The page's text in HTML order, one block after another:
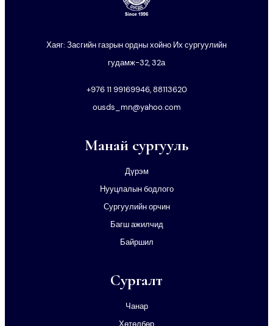
Хаяг: Засгийн газрын ордны хойно Их сургуулийн
гудамж-32, 32а
+976 11 99169946, 88113620
ousds_mn@yahoo.com
Манай сургууль
Дүрэм
Нууцлалын бодлого
Сургуулийн орчин
Багш ажилчид
Байршил
Сургалт
Чанар
Хөтөлбөр